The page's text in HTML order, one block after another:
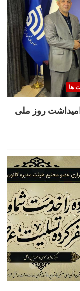
ها
روز ملی